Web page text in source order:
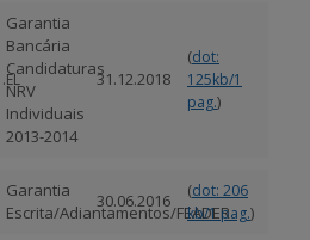
Garantia
Bancária
Candidaturas
NRV
Individuais
2013-2014
31.12.2018
(dot:
125kb/1
pag.)
Garantia
Escrita/Adiantamentos/FEADER
30.06.2016 (dot: 206
kb/1 pag.)